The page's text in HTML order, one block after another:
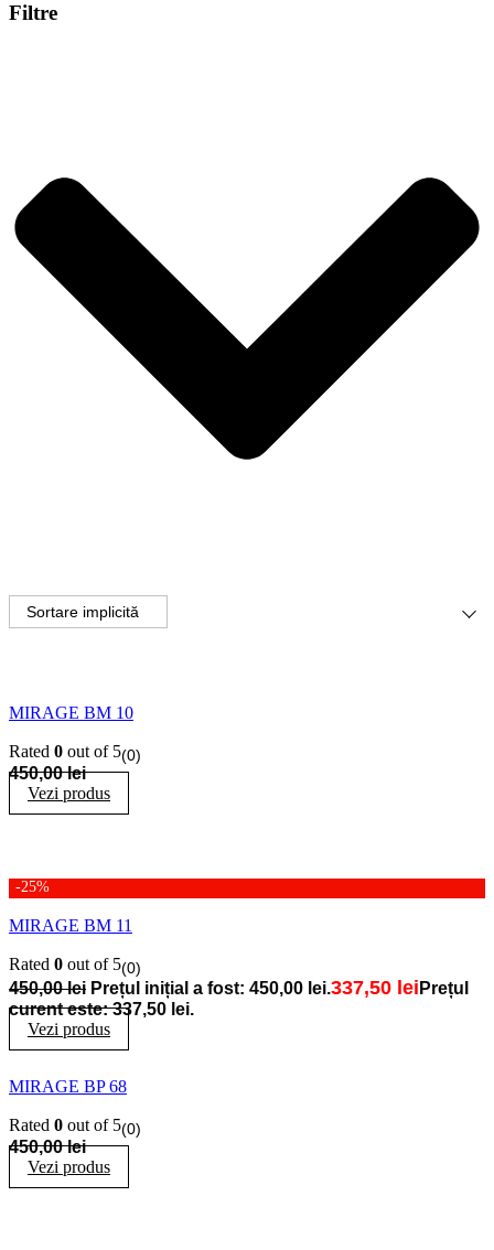
Filtre
MIRAGE BM 10
Rated 0 out of 5(0)
450,00lei
Vezi produs
-25%
MIRAGE BM 11
Rated 0 out of 5(0)
450,00lei Prețul inițial a fost: 450,00 lei.337,50 lei Prețul
curent este: 337,50 lei.
Vezi produs
MIRAGE BP 68
Rated 0 out of 5(0)
450,00lei
Vezi produs